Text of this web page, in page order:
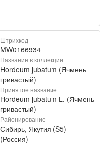
Штрихкод
MW0166934
Название в коллекции
Hordeum jubatum (Ячмень
гривастый)
Принятое название
Hordeum jubatum L. (Ячмень
гривастый)
Районирование
Сибирь, Якутия (S5)
(Россия)